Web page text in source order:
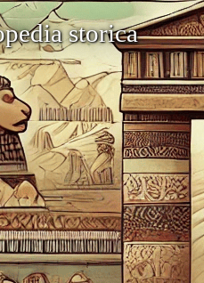
storica